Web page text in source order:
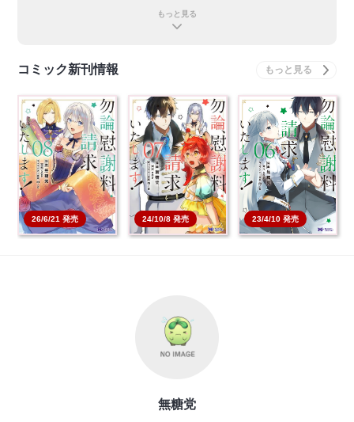
もっと見る
コミック新刊情報
26/6/21 発売
勿論、慰謝料請求いた
します! 8 【コミッ…
本を買う
24/10/8 発売
勿論、慰謝料請求いた
します! 7 【コミッ…
本を買う
23/4/10 発売
勿論、慰謝料請求いた
します! 6 【コミッ…
本を買う
無糖党